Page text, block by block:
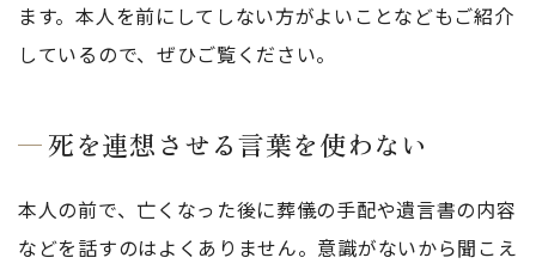
ます。本人を前にしてしない方がよいことなどもご紹介
しているので、ぜひご覧ください。
死を連想させる言葉を使わない
本人の前で、亡くなった後に葬儀の手配や遺言書の内容
などを話すのはよくありません。意識がないから聞こえ